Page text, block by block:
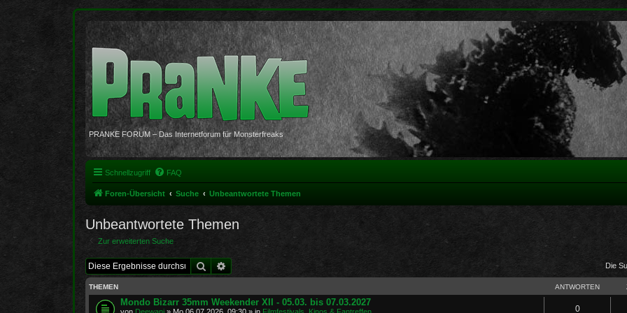
PRANKE FORUM – Das Internetforum für Monsterfreaks
Schnellzugriff FAQ
Foren-Übersicht Suche Unbeantwortete Themen
Unbeantwortete Themen
Zur erweiterten Suche
Suche Die
THEMEN ANTWORTEN
Mondo Bizarr 35mm Weekender XII - 05.03. bis 07.03.2027
von Deewani » Mo 06.07.2026, 09:30 » in Filmfestivals, Kinos & Fantreffen 0